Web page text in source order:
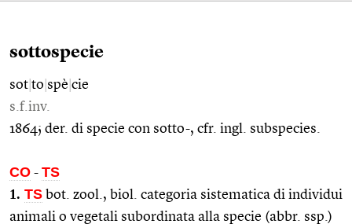
sottospecie
sot to spè cie
s.f.inv.
1864; der. di specie con sotto-, cfr. ingl. subspecies.
CO - TS
1. TS bot. zool., biol. categoria sistematica di individui
animali o vegetali subordinata alla specie (abbr. ssp.)